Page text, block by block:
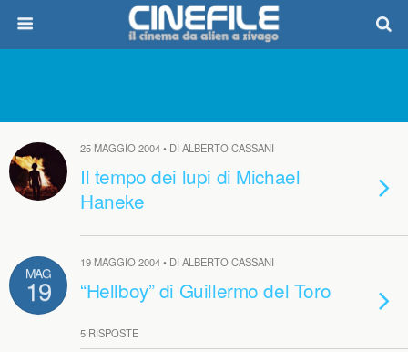
25 MAGGIO 2004 • DI ALBERTO CASSANI
Il tempo dei lupi di Michael
Haneke
MAG
19
19 MAGGIO 2004 • DI ALBERTO CASSANI
“Hellboy” di Guillermo del Toro
5 RISPOSTE